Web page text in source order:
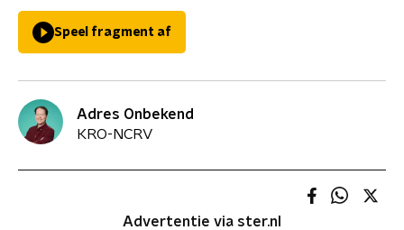
Speel fragment af
Adres Onbekend
KRO-NCRV
Advertentie via ster.nl